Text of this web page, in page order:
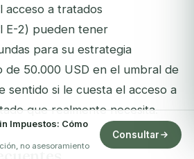
acceso a tratados
E-2) pueden tener
para su estrategia
de 50.000 USD en el umbral de
sentido si le cuesta el acceso a
que realmente necesita.
Impuestos: Cómo
no asesoramiento
Consultar